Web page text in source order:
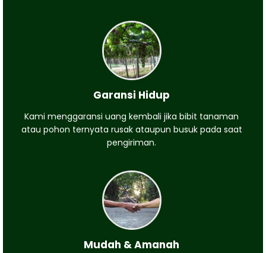
Garansi Hidup
Kami menggaransi uang kembali jika bibit tanaman
atau pohon ternyata rusak ataupun busuk pada saat
pengiriman.
Mudah & Amanah